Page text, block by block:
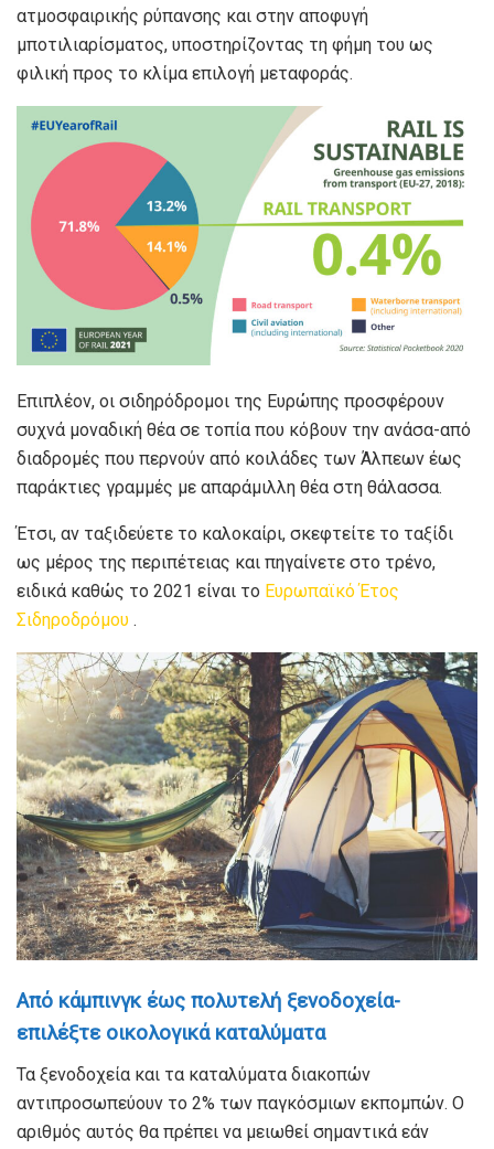
ατμοσφαιρικής ρύπανσης και στην αποφυγή
μποτιλιαρίσματος, υποστηρίζοντας τη φήμη του ως
φιλική προς το κλίμα επιλογή μεταφοράς.
Επιπλέον, οι σιδηρόδρομοι της Ευρώπης προσφέρουν
συχνά μοναδική θέα σε τοπία που κόβουν την ανάσα-από
διαδρομές που περνούν από κοιλάδες των Άλπεων έως
παράκτιες γραμμές με απαράμιλλη θέα στη θάλασσα.
Έτσι, αν ταξιδεύετε το καλοκαίρι, σκεφτείτε το ταξίδι
ως μέρος της περιπέτειας και πηγαίνετε στο τρένο,
ειδικά καθώς το 2021 είναι το Ευρωπαϊκό Έτος
Σιδηροδρόμου .
Από κάμπινγκ έως πολυτελή ξενοδοχεία-
επιλέξτε οικολογικά καταλύματα
Τα ξενοδοχεία και τα καταλύματα διακοπών
αντιπροσωπεύουν το 2% των παγκόσμιων εκπομπών. Ο
αριθμός αυτός θα πρέπει να μειωθεί σημαντικά εάν